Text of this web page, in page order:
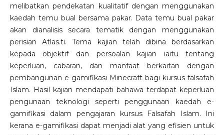
melibatkan pendekatan kualitatif dengan menggunakan
kaedah temu bual bersama pakar. Data temu bual pakar
akan dianalisis secara tematik dengan menggunakan
perisian Atlas.ti. Tema kajian telah dibina berdasarkan
kepada objektif dan persoalan kajian iaitu tentang
keperluan, cabaran, dan manfaat berkaitan dengan
pembangunan e-gamifikasi Minecraft bagi kursus falsafah
Islam. Hasil kajian mendapati bahawa terdapat keperluan
pengunaan teknologi seperti penggunaan kaedah e-
gamifikasi dalam pengajaran kursus Falsafah Islam. Ini
kerana e-gamifikasi dapat menjadi alat yang efisien untuk